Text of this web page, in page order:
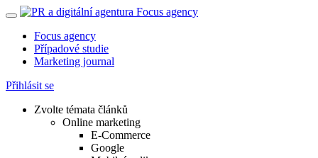
Focus agency
Případové studie
Marketing journal
Přihlásit se
Zvolte témata článků
Online marketing
E-Commerce
Google